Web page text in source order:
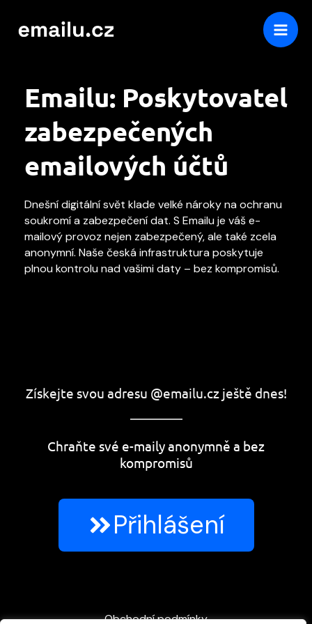
Emailu: Poskytovatel
zabezpečených
emailových účtů
Dnešní digitální svět klade velké nároky na ochranu
soukromí a zabezpečení dat. S Emailu je váš e-
mailový provoz nejen zabezpečený, ale také zcela
anonymní. Naše česká infrastruktura poskytuje
plnou kontrolu nad vašimi daty – bez kompromisů.
Získejte svou adresu @emailu.cz ještě dnes!
Chraňte své e-maily anonymně a bez
kompromisů
Přihlášení
Obchodní podmínky